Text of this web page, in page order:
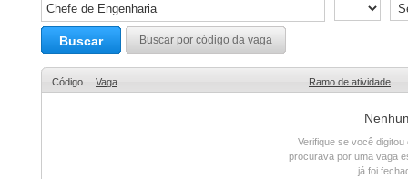
Buscar Buscar por código da vaga
Código Vaga Ramo de atividade
Verifique se você
procurava por uma vaga
já foi